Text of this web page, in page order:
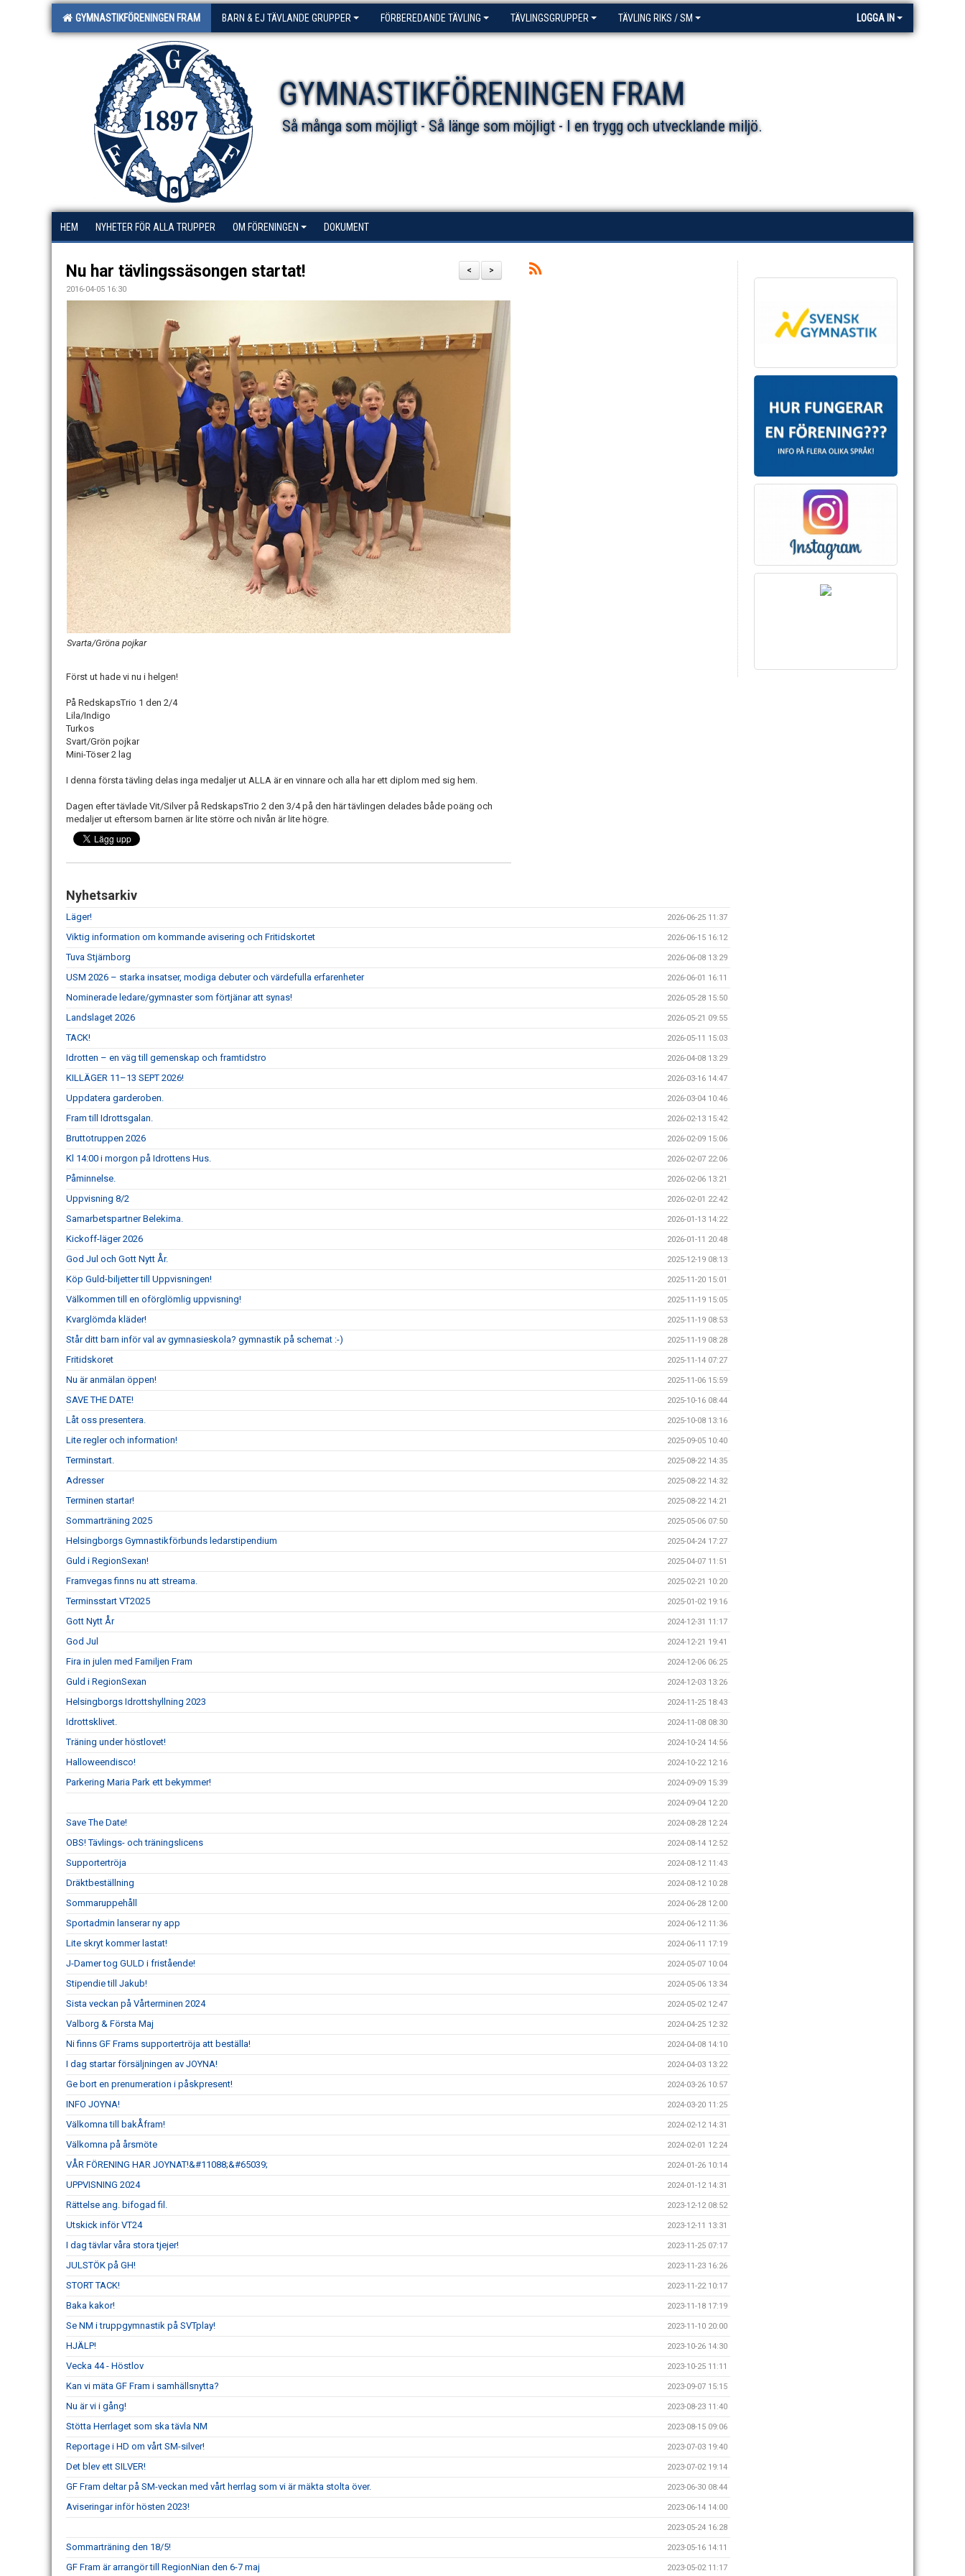
GYMNASTIKFÖRENINGEN FRAM BARN & EJ TÄVLANDE GRUPPER FÖRBEREDANDE TÄVLING TÄVLINGSGRUPPER TÄVLING RIKS / SM LOGGA IN
GYMNASTIKFÖRENINGEN FRAM
Så många som möjligt - Så länge som möjligt - I en trygg och utvecklande miljö.
HEM NYHETER FÖR ALLA TRUPPER OM FÖRENINGEN DOKUMENT
>
<
Nu har tävlingssäsongen startat!
2016-04-05 16:30
Svarta/Gröna pojkar
Först ut hade vi nu i helgen!
På RedskapsTrio 1 den 2/4
Lila/Indigo
Turkos
Svart/Grön pojkar
Mini-Töser 2 lag
I denna första tävling delas inga medaljer ut ALLA är en vinnare och alla har ett diplom med sig hem.
Dagen efter tävlade Vit/Silver på RedskapsTrio 2 den 3/4 på den här tävlingen delades både poäng och
medaljer ut eftersom barnen är lite större och nivån är lite högre.
Nyhetsarkiv
Läger! 2026-06-25 11:37
Viktig information om kommande avisering och Fritidskortet 2026-06-15 16:12
Tuva Stjärnborg 2026-06-08 13:29
USM 2026 – starka insatser, modiga debuter och värdefulla erfarenheter 2026-06-01 16:11
Nominerade ledare/gymnaster som förtjänar att synas! 2026-05-28 15:50
Landslaget 2026 2026-05-21 09:55
TACK! 2026-05-11 15:03
Idrotten – en väg till gemenskap och framtidstro 2026-04-08 13:29
KILLÄGER 11–13 SEPT 2026! 2026-03-16 14:47
Uppdatera garderoben. 2026-03-04 10:46
Fram till Idrottsgalan. 2026-02-13 15:42
Bruttotruppen 2026 2026-02-09 15:06
Kl 14:00 i morgon på Idrottens Hus. 2026-02-07 22:06
Påminnelse. 2026-02-06 13:21
Uppvisning 8/2 2026-02-01 22:42
Samarbetspartner Belekima. 2026-01-13 14:22
Kickoff-läger 2026 2026-01-11 20:48
God Jul och Gott Nytt År. 2025-12-19 08:13
Köp Guld-biljetter till Uppvisningen! 2025-11-20 15:01
Välkommen till en oförglömlig uppvisning! 2025-11-19 15:05
Kvarglömda kläder! 2025-11-19 08:53
Står ditt barn inför val av gymnasieskola? gymnastik på schemat :-) 2025-11-19 08:28
Fritidskoret 2025-11-14 07:27
Nu är anmälan öppen! 2025-11-06 15:59
SAVE THE DATE! 2025-10-16 08:44
Låt oss presentera. 2025-10-08 13:16
Lite regler och information! 2025-09-05 10:40
Terminstart. 2025-08-22 14:35
Adresser 2025-08-22 14:32
Terminen startar! 2025-08-22 14:21
Sommarträning 2025 2025-05-06 07:50
Helsingborgs Gymnastikförbunds ledarstipendium 2025-04-24 17:27
Guld i RegionSexan! 2025-04-07 11:51
Framvegas finns nu att streama. 2025-02-21 10:20
Terminsstart VT2025 2025-01-02 19:16
Gott Nytt År 2024-12-31 11:17
God Jul 2024-12-21 19:41
Fira in julen med Familjen Fram 2024-12-06 06:25
Guld i RegionSexan 2024-12-03 13:26
Helsingborgs Idrottshyllning 2023 2024-11-25 18:43
Idrottsklivet. 2024-11-08 08:30
Träning under höstlovet! 2024-10-24 14:56
Halloweendisco! 2024-10-22 12:16
Parkering Maria Park ett bekymmer! 2024-09-09 15:39
2024-09-04 12:20
Save The Date! 2024-08-28 12:24
OBS! Tävlings- och träningslicens 2024-08-14 12:52
Supportertröja 2024-08-12 11:43
Dräktbeställning 2024-08-12 10:28
Sommaruppehåll 2024-06-28 12:00
Sportadmin lanserar ny app 2024-06-12 11:36
Lite skryt kommer lastat! 2024-06-11 17:19
J-Damer tog GULD i fristående! 2024-05-07 10:04
Stipendie till Jakub! 2024-05-06 13:34
Sista veckan på Vårterminen 2024 2024-05-02 12:47
Valborg & Första Maj 2024-04-25 12:32
Ni finns GF Frams supportertröja att beställa! 2024-04-08 14:10
I dag startar försäljningen av JOYNA! 2024-04-03 13:22
Ge bort en prenumeration i påskpresent! 2024-03-26 10:57
INFO JOYNA! 2024-03-20 11:25
Välkomna till bakÅfram! 2024-02-12 14:31
Välkomna på årsmöte 2024-02-01 12:24
VÅR FÖRENING HAR JOYNAT!&#11088;&#65039; 2024-01-26 10:14
UPPVISNING 2024 2024-01-12 14:31
Rättelse ang. bifogad fil. 2023-12-12 08:52
Utskick inför VT24 2023-12-11 13:31
I dag tävlar våra stora tjejer! 2023-11-25 07:17
JULSTÖK på GH! 2023-11-23 16:26
STORT TACK! 2023-11-22 10:17
Baka kakor! 2023-11-18 17:19
Se NM i truppgymnastik på SVTplay! 2023-11-10 20:00
HJÄLP! 2023-10-26 14:30
Vecka 44 - Höstlov 2023-10-25 11:11
Kan vi mäta GF Fram i samhällsnytta? 2023-09-07 15:15
Nu är vi i gång! 2023-08-23 11:40
Stötta Herrlaget som ska tävla NM 2023-08-15 09:06
Reportage i HD om vårt SM-silver! 2023-07-03 19:40
Det blev ett SILVER! 2023-07-02 19:14
GF Fram deltar på SM-veckan med vårt herrlag som vi är mäkta stolta över. 2023-06-30 08:44
Aviseringar inför hösten 2023! 2023-06-14 14:00
2023-05-24 16:28
Sommarträning den 18/5! 2023-05-16 14:11
GF Fram är arrangör till RegionNian den 6-7 maj 2023-05-02 11:17